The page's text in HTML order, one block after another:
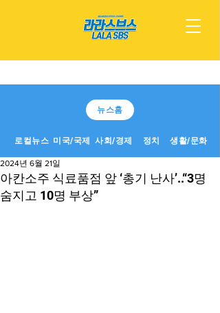
뉴스홈
로컬뉴스 미국/국제 사회/경제 정치 생활/문화
아칸소주 식료품점 앞 ‘총기 난사’..“3명
숨지고 10명 부상”
2024년 6월 21일